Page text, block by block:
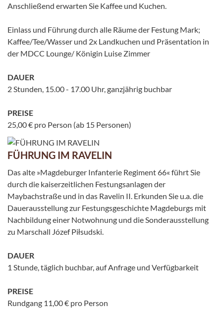
Anschließend erwarten Sie Kaffee und Kuchen.
Einlass und Führung durch alle Räume der Festung Mark;
Kaffee/Tee/Wasser und 2x Landkuchen und Präsentation in
der MDCC Lounge/ Königin Luise Zimmer
DAUER
2 Stunden, 15.00 - 17.00 Uhr, ganzjährig buchbar
PREISE
25,00 € pro Person (ab 15 Personen)
FÜHRUNG IM RAVELIN
Das alte »Magdeburger Infanterie Regiment 66« führt Sie
durch die kaiserzeitlichen Festungsanlagen der
Maybachstraße und in das Ravelin II. Erkunden Sie u.a. die
Dauerausstellung zur Festungsgeschichte Magdeburgs mit
Nachbildung einer Notwohnung und die Sonderausstellung
zu Marschall Józef Piłsudski.
DAUER
1 Stunde, täglich buchbar, auf Anfrage und Verfügbarkeit
PREISE
Rundgang 11,00 € pro Person